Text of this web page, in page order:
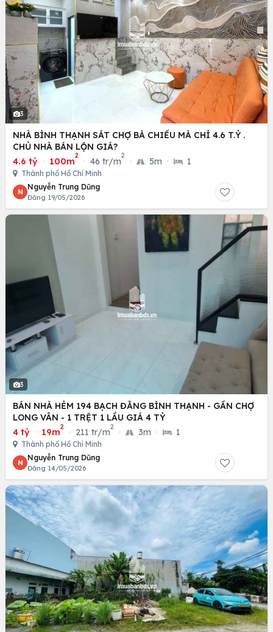
3
NHÀ BÌNH THẠNH SÁT CHỢ BÀ CHIỂU MÀ CHỈ 4.6 T.Ỷ .
CHỦ NHÀ BÁN LỘN GIÁ?
4.6 tỷ · 100m
2
· 46 tr/m
2
· 5m · 1
Thành phố Hồ Chí Minh
N
Nguyễn Trung Dũng
Đăng 19/05/2026
3
BÁN NHÀ HẺM 194 BẠCH ĐẰNG BÌNH THẠNH - GẦN CHỢ
LONG VÂN - 1 TRỆT 1 LẦU GIÁ 4 TỶ
4 tỷ · 19m
2
· 211 tr/m
2
· 3m · 1
Thành phố Hồ Chí Minh
N
Nguyễn Trung Dũng
Đăng 14/05/2026